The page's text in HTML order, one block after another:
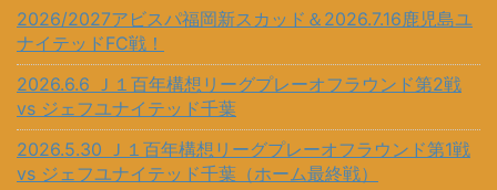
2026/2027アビスパ福岡新スカッド＆2026.7.16鹿児島ユ
ナイテッドFC戦！
2026.6.6 Ｊ１百年構想リーグプレーオフラウンド第2戦
vs ジェフユナイテッド千葉
2026.5.30 Ｊ１百年構想リーグプレーオフラウンド第1戦
vs ジェフユナイテッド千葉（ホーム最終戦）